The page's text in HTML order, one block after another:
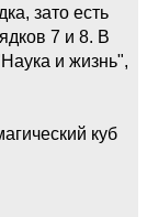
зато есть
7 и 8. В
и жизнь",
куб